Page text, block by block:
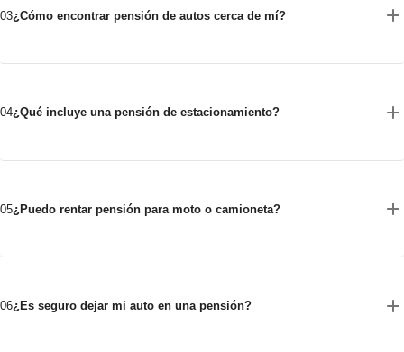
03¿Cómo encontrar pensión de autos cerca de mí?
04¿Qué incluye una pensión de estacionamiento?
05¿Puedo rentar pensión para moto o camioneta?
06¿Es seguro dejar mi auto en una pensión?